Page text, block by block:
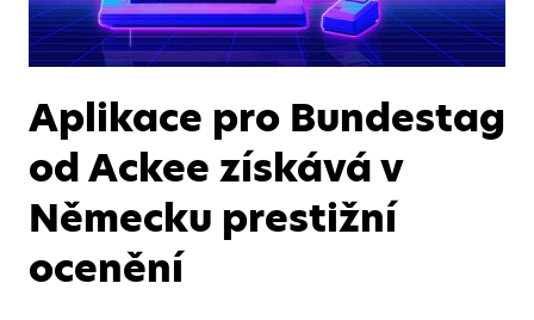
Aplikace pro Bundestag
od Ackee získává v
Německu prestižní
ocenění